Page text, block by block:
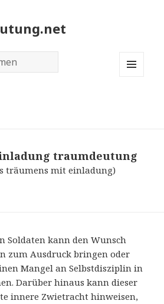
traumdeutung
träumens mit einladung)
Soldaten kann den Wunsch
zum Ausdruck bringen oder
Mangel an Selbstdisziplin in
Darüber hinaus kann dieser
innere Zwietracht hinweisen,